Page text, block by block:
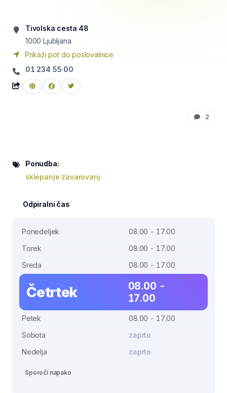
Tivolska cesta 48
1000 Ljubljana
Prikaži pot do poslovalnice
01 234 55 00
2
Ponudba:
sklepanje zavarovanj
Odpiralni čas
Ponedeljek
08.00 - 17.00
Torek
08.00 - 17.00
Sreda
08.00 - 17.00
Četrtek
08.00 -
17.00
Petek
08.00 - 17.00
Sobota
zaprto
Nedelja
zaprto
Sporoči napako